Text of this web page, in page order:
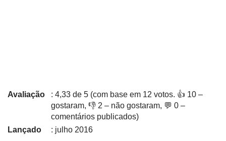
Avaliação
: 4,33 de 5 (com base em 12 votos. 👍 10 –
gostaram, 👎 2 – não gostaram, 💬 0 –
comentários publicados)
Lançado
: julho 2016